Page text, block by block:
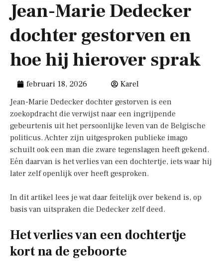
Jean-Marie Dedecker
dochter gestorven en
hoe hij hierover sprak
februari 18, 2026
Karel
Jean-Marie Dedecker dochter gestorven is een
zoekopdracht die verwijst naar een ingrijpende
gebeurtenis uit het persoonlijke leven van de Belgische
politicus. Achter zijn uitgesproken publieke imago
schuilt ook een man die zware tegenslagen heeft gekend.
Eén daarvan is het verlies van een dochtertje, iets waar hij
later zelf openlijk over heeft gesproken.
In dit artikel lees je wat daar feitelijk over bekend is, op
basis van uitspraken die Dedecker zelf deed.
Het verlies van een dochtertje
kort na de geboorte